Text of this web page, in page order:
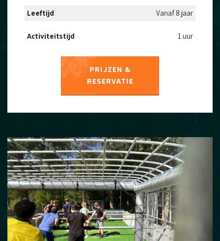
Leeftijd Vanaf 8 jaar
Activiteitstijd 1 uur
PRIJZEN &
RESERVATIE